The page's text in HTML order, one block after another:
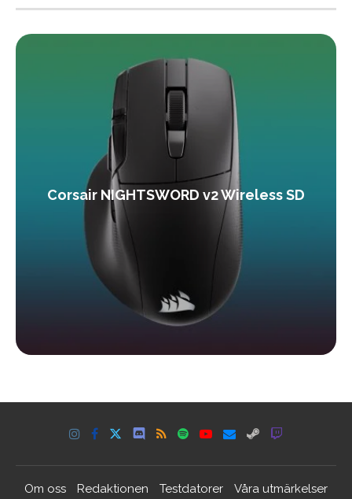
Corsair NIGHTSWORD v2 Wireless SD
Om oss Redaktionen Testdatorer Våra utmärkelser